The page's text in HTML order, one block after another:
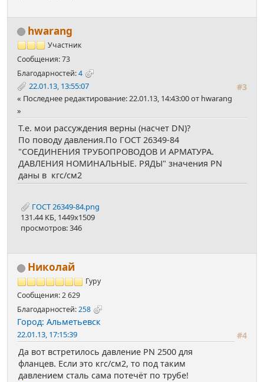
hwarang
Участник
Сообщения: 73
Благодарностей:4
#3
22.01.13, 13:55:07
Последнее редактирование: 22.01.13, 14:43:00 от hwarang
Т.е. мои рассуждения верны (насчет DN)?
По поводу давления.По ГОСТ 26349-84
"СОЕДИНЕНИЯ ТРУБОПРОВОДОВ И АРМАТУРА.
ДАВЛЕНИЯ НОМИНАЛЬНЫЕ. РЯДЫ" значения PN
даны в кгс/см2
ГОСТ 26349-84.png
131.44 КБ, 1449x1509
просмотров: 346
Николай
Гуру
Сообщения: 2 629
Благодарностей:258
Город: Альметьевск
#4
22.01.13, 17:15:39
Да вот встретилось давление PN 2500 для
фланцев. Если это кгс/см2, то под таким
давлением сталь сама потечёт по трубе!